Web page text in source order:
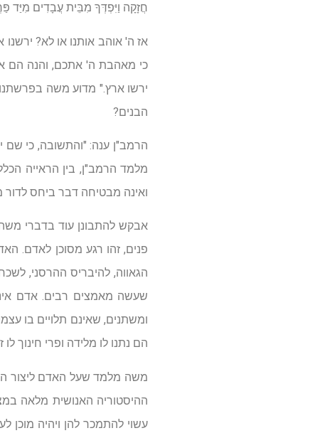
חֲזָקָה וַיִּפְדְּךָ מִבֵּית עֲבָדִים מִיַּד
אז ה' אוהב אותנו או לא?
כי מאהבת ה' אתכם, והנה הם
ירשו ארץ." מדוע משה
הבנים?
הרמב"ן ענה: "והתשובה, כי שם
מלמד הרמב"ן, בין הראייה
ואינה מבטיחה דבר ביחס לדור
אבקש להתבונן עוד בדברי
פנים, זהו רגע מסוכן לאדם.
הגאווה, להיבריס ההרסני,
שעשה מאמצים רבים. אדם
ומשתנים, שאינם תלויים בו
הם נתנו לו מלידה ופרי חינוך לו
משה מלמד שעל האדם ליצור
ההיסטוריה האנושית מלאה
עשוי להתמכר להן ויהיה מוכן